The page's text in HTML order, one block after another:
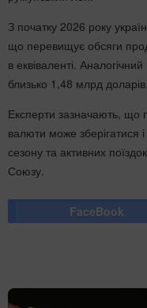
З початку 2026 року
що перевищує обсяги
в еквіваленті.
близько 1,48 млрд доларів.
Експерти зазначають, що
валюти може зберігатися
сезону та активних
Союзу.
FaceBook